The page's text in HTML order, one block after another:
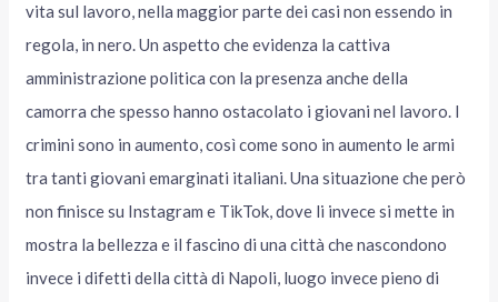
vita sul lavoro, nella maggior parte dei casi non essendo in
regola, in nero. Un aspetto che evidenza la cattiva
amministrazione politica con la presenza anche della
camorra che spesso hanno ostacolato i giovani nel lavoro. I
crimini sono in aumento, così come sono in aumento le armi
tra tanti giovani emarginati italiani. Una situazione che però
non finisce su Instagram e TikTok, dove li invece si mette in
mostra la bellezza e il fascino di una città che nascondono
invece i difetti della città di Napoli, luogo invece pieno di